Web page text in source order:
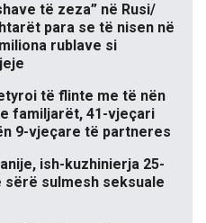
të zeza” në Rusi/
para se të nisen në
rublave si
të flinte me të nën
familjarët, 41-vjeçari
9-vjeçare të partneres
ish-kuzhinierja 25-
sulmesh seksuale